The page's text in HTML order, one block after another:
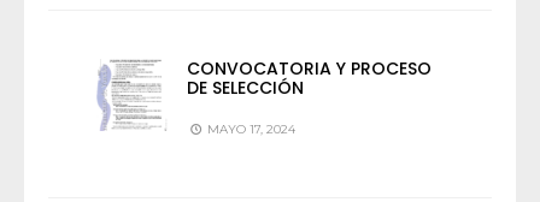
CONVOCATORIA Y PROCESO
DE SELECCIÓN
MAYO 17, 2024